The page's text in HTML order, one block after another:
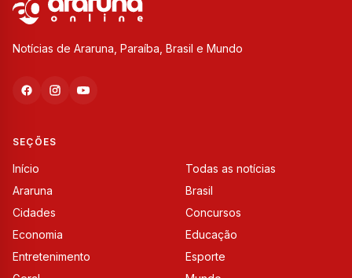
Notícias de Araruna, Paraíba, Brasil e Mundo
SEÇÕES
Início
Todas as notícias
Araruna
Brasil
Cidades
Concursos
Economia
Educação
Entretenimento
Esporte